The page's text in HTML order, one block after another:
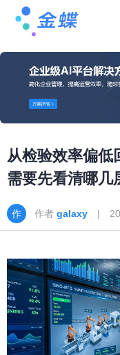
从检验效率偏低
需要先看清哪几
作者 galaxy |